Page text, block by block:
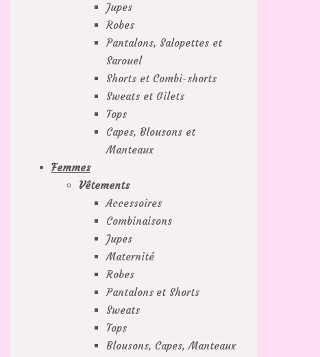
Jupes
Robes
Pantalons, Salopettes et
Sarouel
Shorts et Combi-shorts
Sweats et Gilets
Tops
Capes, Blousons et
Manteaux
Femmes
Vêtements
Accessoires
Combinaisons
Jupes
Maternité
Robes
Pantalons et Shorts
Sweats
Tops
Blousons, Capes, Manteaux